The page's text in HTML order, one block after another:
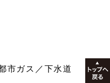
市ガス／下水道